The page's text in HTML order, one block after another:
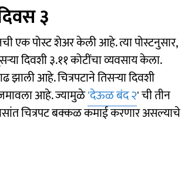
३
एक पोस्ट शेअर केली आहे. त्या पोस्टनुसार,
दिवशी ३.११ कोटींचा व्यवसाय केला.
आहे. चित्रपटाने तिसऱ्या दिवशी
आहे. ज्यामुळे'देऊळ बंद २' ची तीन
चित्रपट बक्कळ कमाई करणार असल्याचे